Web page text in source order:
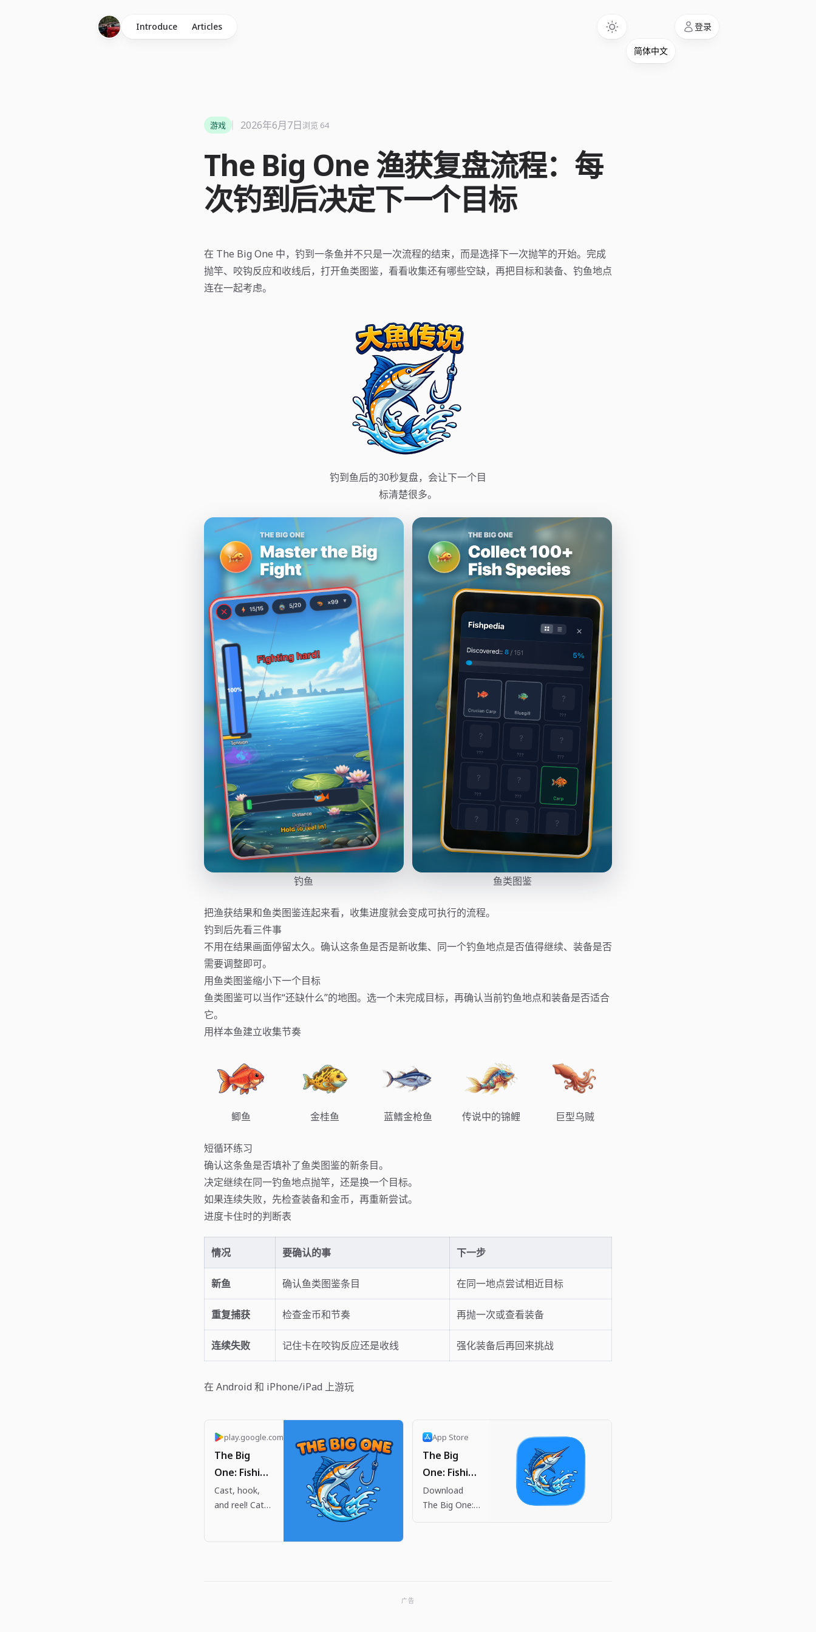
Introduce Articles 登录
The Big One 渔获复盘流程：每
次钓到后决定下一个目标
游戏 2026年6月7日浏览 64
在 The Big One 中，钓到一条鱼并不只是一次流程的结束，而是选择下一次抛竿的开始。完成
抛竿、咬钩反应和收线后，打开鱼类图鉴，看看收集还有哪些空缺，再把目标和装备、钓鱼地点
连在一起考虑。
钓到鱼后的30秒复盘，会让下一个目
标清楚很多。
钓鱼 鱼类图鉴
把渔获结果和鱼类图鉴连起来看，收集进度就会变成可执行的流程。
钓到后先看三件事
不用在结果画面停留太久。确认这条鱼是否是新收集、同一个钓鱼地点是否值得继续、装备是否
需要调整即可。
用鱼类图鉴缩小下一个目标
鱼类图鉴可以当作“还缺什么”的地图。选一个未完成目标，再确认当前钓鱼地点和装备是否适合
它。
用样本鱼建立收集节奏
鲫鱼 金桂鱼 蓝鳍金枪鱼 传说中的锦鲤 巨型乌贼
短循环练习
确认这条鱼是否填补了鱼类图鉴的新条目。
决定继续在同一钓鱼地点抛竿，还是换一个目标。
如果连续失败，先检查装备和金币，再重新尝试。
进度卡住时的判断表
情况 要确认的事 下一步
新鱼 确认鱼类图鉴条目 在同一地点尝试相近目标
重复捕获 检查金币和节奏 再抛一次或查看装备
连续失败 记住卡在咬钩反应还是收线 强化装备后再回来挑战
在 Android 和 iPhone/iPad 上游玩
play.google.com
The Big
One: Fishing
RPG - Apps
on Google
Cast, hook,
and reel! Catch
App Store
The Big
One: Fishing
RPG App -
App Store
Download
The Big One:
广告